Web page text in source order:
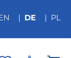
| DE | PL